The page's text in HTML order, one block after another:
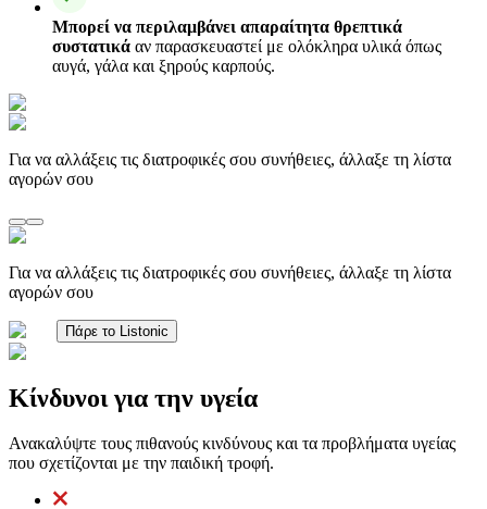
Μπορεί να περιλαμβάνει απαραίτητα θρεπτικά
συστατικά αν παρασκευαστεί με ολόκληρα υλικά όπως
αυγά, γάλα και ξηρούς καρπούς.
Για να αλλάξεις τις διατροφικές σου συνήθειες, άλλαξε τη λίστα
αγορών σου
Για να αλλάξεις τις διατροφικές σου συνήθειες, άλλαξε τη λίστα
αγορών σου
Πάρε το Listonic
Κίνδυνοι για την υγεία
Ανακαλύψτε τους πιθανούς κινδύνους και τα προβλήματα υγείας
που σχετίζονται με την παιδική τροφή.